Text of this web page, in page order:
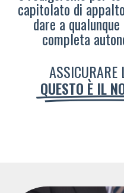
capitolato di
dare a
completa
ASSICURARE
QUESTO È IL